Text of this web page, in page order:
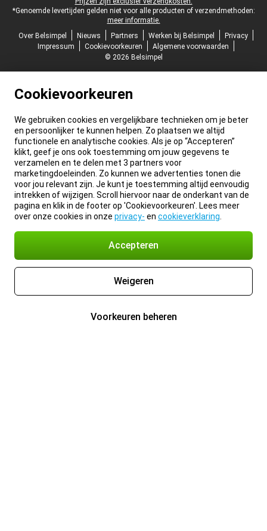
*Genoemde levertijden gelden niet voor alle producten of verzendmethoden:
meer informatie.
Over Belsimpel
Nieuws Partners Werken bij Belsimpel
Privacy
Impressum
Cookievoorkeuren
Algemene voorwaarden
© 2026 Belsimpel
Cookievoorkeuren
We gebruiken cookies en vergelijkbare technieken om je beter
en persoonlijker te kunnen helpen. Zo plaatsen we altijd
functionele en analytische cookies. Als je op “Accepteren”
klikt, geef je ons ook toestemming om jouw gegevens te
verzamelen en te delen met 3 partners voor
marketingdoeleinden. Zo kunnen we advertenties tonen die
voor jou relevant zijn. Je kunt je toestemming altijd eenvoudig
intrekken of wijzigen. Scroll hiervoor naar de onderkant van de
pagina en klik in de footer op 'Cookievoorkeuren'. Lees meer
over onze cookies in onze privacy- en cookieverklaring
Accepteren
Weigeren
Voorkeuren beheren